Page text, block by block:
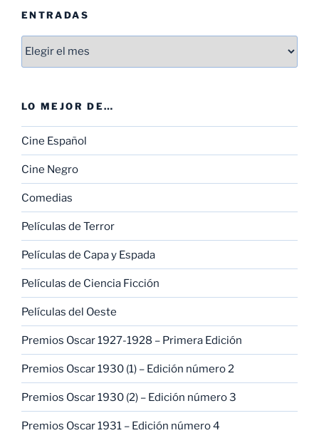
ENTRADAS
Entradas
LO MEJOR DE…
Cine Español
Cine Negro
Comedias
Películas de Terror
Películas de Capa y Espada
Películas de Ciencia Ficción
Películas del Oeste
Premios Oscar 1927-1928 – Primera Edición
Premios Oscar 1930 (1) – Edición número 2
Premios Oscar 1930 (2) – Edición número 3
Premios Oscar 1931 – Edición número 4